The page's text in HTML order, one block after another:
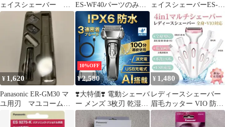
ェイスシェーバー メ
ンズ
ES-WF40パーツのみ本
体無し
ェイスシェーバーES-
WF61-RP
¥ 1,620
Panasonic ER-GM30 マ
ユ用刃 マユコーム
ブラシ 付属品４点の
10%OFF
¥2,580
❣️大特価❣️ 電動シェーバ
ー メンズ 3枚刃 乾湿両
用 電気シェーバー 電気
剃刀 髭剃り 電動 新品
¥ 1,480
レディースシェーバー
眉毛カッター VIO 防水
ボディシェーバー 全身